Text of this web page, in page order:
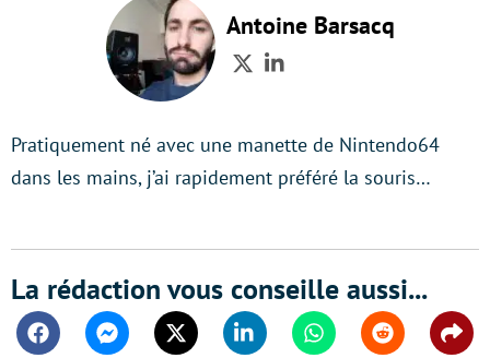
Antoine Barsacq
TwitterLinkedIn
Pratiquement né avec une manette de Nintendo64
dans les mains, j’ai rapidement préféré la souris…
La rédaction vous conseille aussi...
FacebookMessengerTwitter Linkedin WhatsappReddit